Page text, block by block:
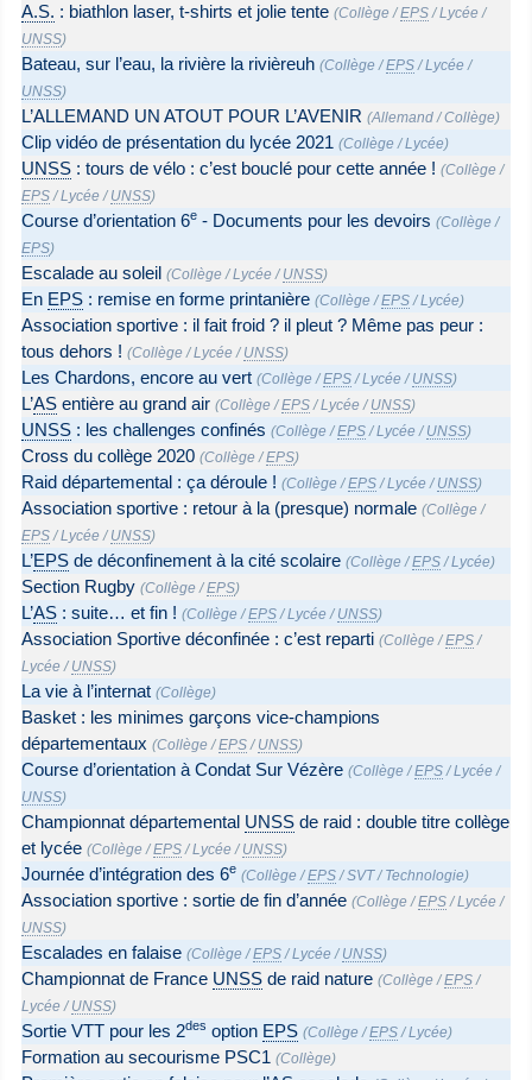
A.S. : biathlon laser, t-shirts et jolie tente (Collège /EPS /Lycée /
UNSS)
Bateau, sur l’eau, la rivière la rivièreuh (Collège /EPS /Lycée /
UNSS)
L’ALLEMAND UN ATOUT POUR L’AVENIR (Allemand /Collège)
Clip vidéo de présentation du lycée 2021 (Collège /Lycée)
UNSS : tours de vélo : c’est bouclé pour cette année ! (Collège /
EPS /Lycée / UNSS)
Course d’orientation 6e - Documents pour les devoirs (Collège /
EPS)
Escalade au soleil (Collège /Lycée / UNSS)
En EPS : remise en forme printanière (Collège /EPS /Lycée)
Association sportive : il fait froid ? il pleut ? Même pas peur :
tous dehors ! (Collège /Lycée / UNSS)
Les Chardons, encore au vert (Collège /EPS /Lycée / UNSS)
L’AS entière au grand air (Collège /EPS /Lycée / UNSS)
UNSS : les challenges confinés (Collège /EPS /Lycée / UNSS)
Cross du collège 2020 (Collège /EPS)
Raid départemental : ça déroule ! (Collège /EPS /Lycée / UNSS)
Association sportive : retour à la (presque) normale (Collège /
EPS /Lycée / UNSS)
L’EPS de déconfinement à la cité scolaire (Collège /EPS /Lycée)
Section Rugby (Collège /EPS)
L’AS : suite… et fin ! (Collège /EPS /Lycée / UNSS)
Association Sportive déconfinée : c’est reparti (Collège /EPS /
Lycée / UNSS)
La vie à l’internat (Collège)
Basket : les minimes garçons vice-champions
départementaux (Collège /EPS / UNSS)
Course d’orientation à Condat Sur Vézère (Collège /EPS /Lycée /
UNSS)
Championnat départemental UNSS de raid : double titre collège
et lycée (Collège /EPS /Lycée / UNSS)
Journée d’intégration des 6e (Collège /EPS /SVT/ Technologie)
Association sportive : sortie de fin d’année (Collège /EPS /Lycée /
UNSS)
Escalades en falaise (Collège /EPS /Lycée / UNSS)
Championnat de France UNSS de raid nature (Collège /EPS /
Lycée / UNSS)
Sortie VTT pour les 2des option EPS (Collège /EPS /Lycée)
Formation au secourisme PSC1 (Collège)